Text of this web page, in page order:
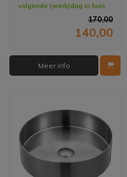
volgende (werk)dag in huis
170,00
140,00
Meer info